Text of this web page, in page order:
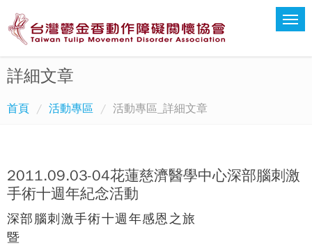
詳細文章
首頁 活動專區 活動專區_詳細文章
2011.09.03-04花蓮慈濟醫學中心深部腦刺激
手術十週年紀念活動
深部腦刺激手術十週年感恩之旅
暨